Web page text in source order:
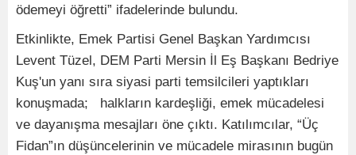
ödemeyi öğretti” ifadelerinde bulundu.
Etkinlikte, Emek Partisi Genel Başkan Yardımcısı
Levent Tüzel, DEM Parti Mersin İl Eş Başkanı Bedriye
Kuş'un yanı sıra siyasi parti temsilcileri yaptıkları
konuşmada; halkların kardeşliği, emek mücadelesi
ve dayanışma mesajları öne çıktı. Katılımcılar, “Üç
Fidan”ın düşüncelerinin ve mücadele mirasının bugün